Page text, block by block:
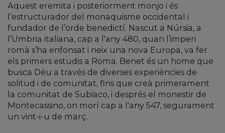
Aquest eremita i posteriorment monjo i és
l’estructurador del monaquisme occidental i
fundador de l’orde benedictí. Nascut a Núrsia, a
l’Umbria italiana, cap a l'any 480, quan l’imperi
romà s’ha enfonsat i neix una nova Europa, va fer
els primers estudis a Roma. Benet és un home que
busca Déu a través de diverses experiències de
solitud i de comunitat, fins que creà primerament
la comunitat de Subiaco, i després el monestir de
Montecassino, on morí cap a l'any 547, segurament
un vint-i-u de març.